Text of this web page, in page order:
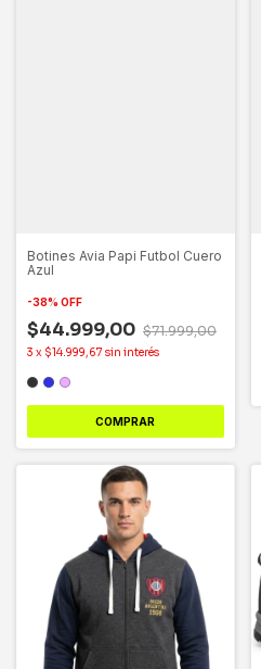
Botines Avia Papi Futbol Cuero
Azul
-38% OFF
$44.999,00 $71.999,00
3 x $14.999,67 sin interés
COMPRAR